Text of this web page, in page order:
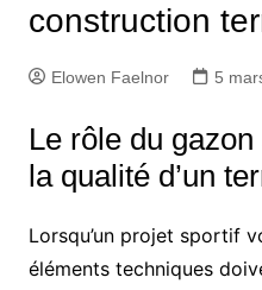
construction
Elowen Faelnor 5
Le rôle du
la qualité d’un
Lorsqu’un projet sportif
éléments techniques